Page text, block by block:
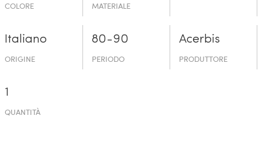
COLORE MATERIALE
Italiano
ORIGINE
80-90
PERIODO
Acerbis
PRODUTTORE
1
QUANTITÀ